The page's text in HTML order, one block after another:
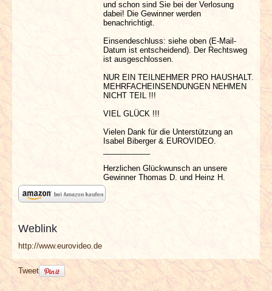
und schon sind Sie bei der Verlosung
dabei! Die Gewinner werden
benachrichtigt.
Einsendeschluss: siehe oben (E-Mail-
Datum ist entscheidend). Der Rechtsweg
ist ausgeschlossen.
NUR EIN TEILNEHMER PRO HAUSHALT.
MEHRFACHEINSENDUNGEN NEHMEN
NICHT TEIL !!!
VIEL GLÜCK !!!
Vielen Dank für die Unterstützung an
Isabel Biberger & EUROVIDEO.
Herzlichen Glückwunsch an unsere
Gewinner Thomas D. und Heinz H.
Weblink
http://www.eurovideo.de
Tweet